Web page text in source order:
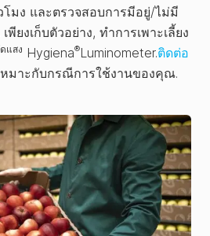
โมง และตรวจสอบการมีอยู่/ไม่มี
ยงเก็บตัวอย่าง, ทำการเพาะเลี้ยง
แสง Hygiena®Luminometer.ติดต่อ
มาะกับกรณีการใช้งานของคุณ.